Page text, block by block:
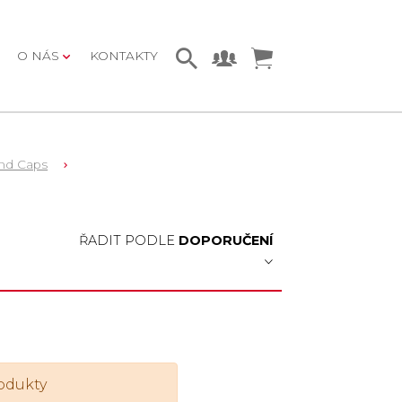
O NÁS KONTAKTY
Caps
ŘADIT PODLE DOPORUČENÍ